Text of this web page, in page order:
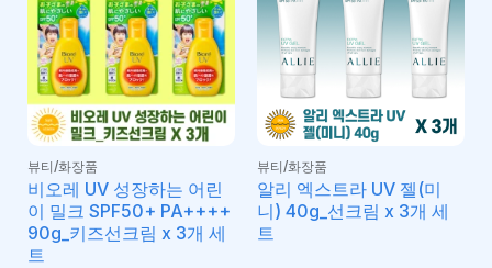
뷰티/화장품
비오레 UV 성장하는 어린
이 밀크 SPF50+ PA++++
90g_키즈선크림 x 3개 세
트
뷰티/화장품
알리 엑스트라 UV 젤(미
니) 40g_선크림 x 3개 세
트